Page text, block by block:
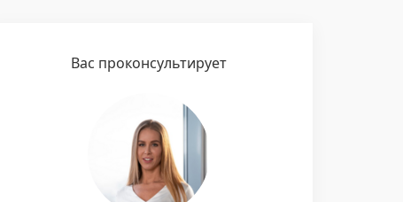
Вас проконсультирует